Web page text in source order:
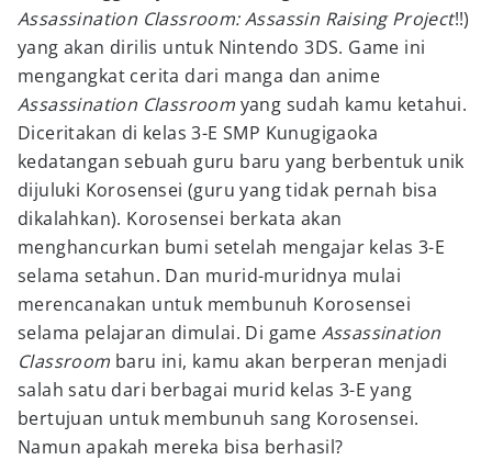
Assassination Classroom: Assassin Raising Project!!)
yang akan dirilis untuk Nintendo 3DS. Game ini
mengangkat cerita dari manga dan anime
Assassination Classroom yang sudah kamu ketahui.
Diceritakan di kelas 3-E SMP Kunugigaoka
kedatangan sebuah guru baru yang berbentuk unik
dijuluki Korosensei (guru yang tidak pernah bisa
dikalahkan). Korosensei berkata akan
menghancurkan bumi setelah mengajar kelas 3-E
selama setahun. Dan murid-muridnya mulai
merencanakan untuk membunuh Korosensei
selama pelajaran dimulai. Di game Assassination
Classroom baru ini, kamu akan berperan menjadi
salah satu dari berbagai murid kelas 3-E yang
bertujuan untuk membunuh sang Korosensei.
Namun apakah mereka bisa berhasil?